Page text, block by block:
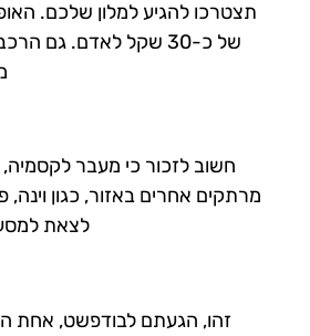
תצטרכו להגיע למלון שלכם.
מ-200 ₪.
חשוב לזכור כי מעבר
מרתקים אחרים באזור, כגון
לצאת למסע
זהו, הגעתם לבודפשט, אחת